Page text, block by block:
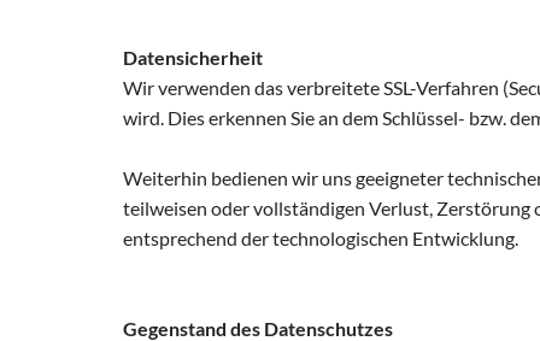
Datensicherheit
Wir verwenden das verbreitete SSL-Verfahren
wird. Dies erkennen Sie an dem Schlüssel- bzw.
Weiterhin bedienen wir uns geeigneter
teilweisen oder vollständigen Verlust, Zerstörung
entsprechend der technologischen Entwicklung.
Gegenstand des Datenschutzes